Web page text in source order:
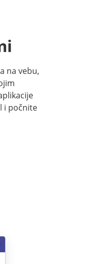
na vebu,
i počnite